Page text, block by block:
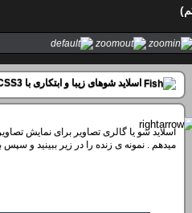
اسلاید شوهای زیبا و ابتکاری با CSS3 (طرح یکم)
میدهم . نمونه ی زنده را در زیر ببینید و سپس برای بررسی و استفاده , از کد های داده شده استفاده کنید . تغییرات بعهده ی شماست .